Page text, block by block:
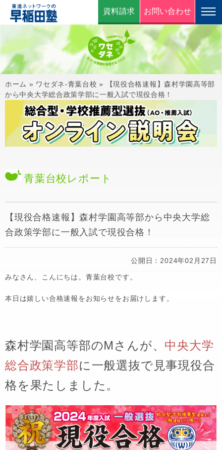
資料請求 お問い合わせ
ホーム » ワセダネ-青葉台校 »
【現役合格速報】森村学園高等部
から中央大学総合政策学部に一般入試で現役合格！
青葉台校 レポート
【現役合格速報】森村学園高等部から中央大学総
合政策学部に一般入試で現役合格！
公開日：2024年02月27日
みなさん、こんにちは。青葉台校です。
本日は嬉しい合格速報をお知らせをお届けします。
森村学園高等部のMさんが、 中央大学
総合政策学部に 一般選抜で見事現役合
格を果たしました。